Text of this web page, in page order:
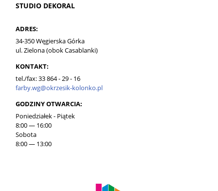
STUDIO DEKORAL
ADRES:
34-350 Węgierska Górka
ul. Zielona (obok Casablanki)
KONTAKT:
tel./fax: 33 864 - 29 - 16
farby.wg@okrzesik-kolonko.pl
GODZINY OTWARCIA:
Poniedziałek - Piątek
8:00 — 16:00
Sobota
8:00 — 13:00